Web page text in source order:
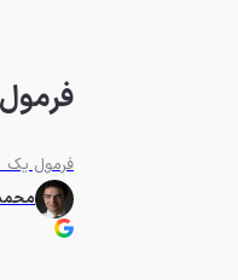
فرمول یک
فرمول یک F1